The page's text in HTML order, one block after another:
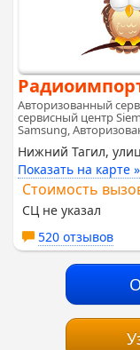
Авторизованный
сервисный центр
Samsung,
Нижний Тагил,
Показать на карте »
Стоимость
СЦ не указал
520 отзывов